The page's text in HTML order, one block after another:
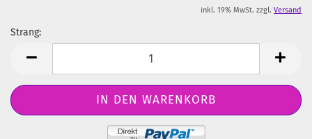
inkl. 19% MwSt. zzgl. Versand
Strang: